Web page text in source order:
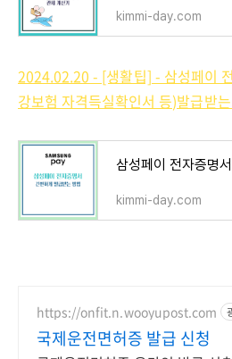
kimmi-day.com
2024.02.20 - [생활팁] - 삼성페이
강보험 자격득실확인서 등)발급받
kimmi-day.com
https://onfit.n.wooyupost.com
국제운전면허증 발급 신청